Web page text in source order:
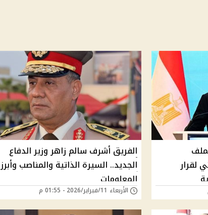
لقرار
الفريق أشرف سالم زاهر وزير الدفاع
الجديد.. السيرة الذاتية والمناصب وأبرز
المعلومات
الأربعاء 11/فبراير/2026 - 01:55 م